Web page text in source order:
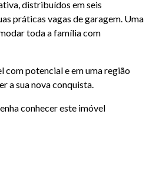
distribuídos em seis
práticas vagas de garagem. Uma
toda a família com
com potencial e em uma região
a sua nova conquista.
conhecer este imóvel